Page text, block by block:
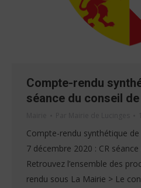
Compte-rendu
séance du conseil
Compte-rendu synthétique
7 décembre 2020 : CR
Retrouvez l’ensemble des
rendu sous La Mairie > Le